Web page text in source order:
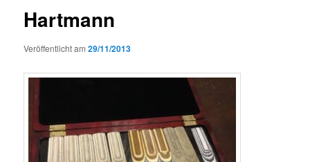
Hartmann
Veröffentlicht am29/11/2013